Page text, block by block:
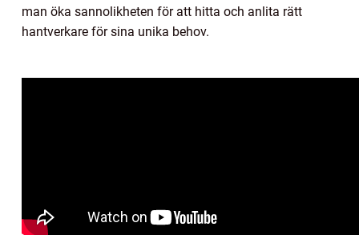
man öka sannolikheten för att hitta och anlita rätt
hantverkare för sina unika behov.